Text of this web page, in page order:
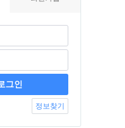
정보찾기